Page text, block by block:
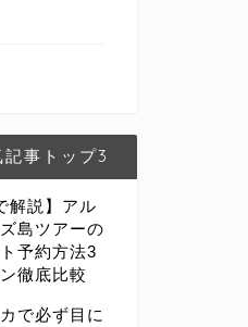
記事トップ3
解説】アル
島ツアーの
予約方法3
徹底比較
で必ず目に